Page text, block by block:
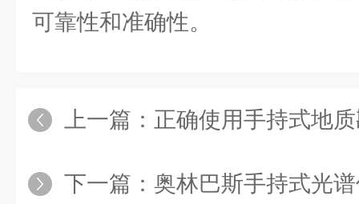
可靠性和准确性。
上一篇： 正确使用手持式地质勘
下一篇： 奥林巴斯手持式光谱仪怎样现